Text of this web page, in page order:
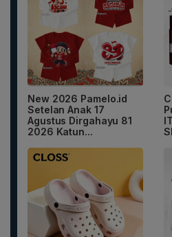
New 2026 Pamelo.id
Setelan Anak 17
Agustus Dirgahayu 81
2026 Katun...